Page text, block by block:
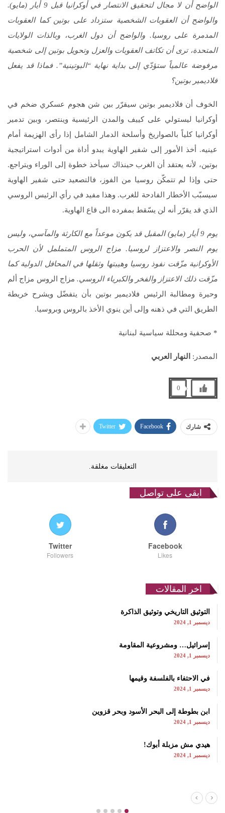
الواضح أن لا مجال لتحقيق الانتصار في أوكرانيا قبل 9 أيار (مايو).
والواضح أن العقوبات الشخصية ستزداد على بوتين كما العقوبات
المدمرة على روسيا. والواضح أن دول الغرب، وبالذات الولايات
المتحدة، ترى أن تكاتف العقوبات والعزل وتحويل بوتين إلى شخصية
مرفوضة عالمياً ستؤدّي إلى بداية نهاية “البوتينية”. فماذا قد يفعل
فلاديمير بوتين؟
الخوف أن فلاديمير بوتين سيقرّر بين شن هجوم عسكري ضخم في
أوكرانيا ليستولي على كييف والمدن الرئيسية وينتصر، وبين تدمير
أوكرانيا كلياً بالصواريخ وأسلحة الدمار الشامل إذا رأى الهزيمة أمام
عينيه. أخذ الأمور إلى شفير الهاوية يبدو أداة من أدوات استراتيجية
بوتين، لأنه يعتقد أن الغرب حينذاك سيأخذ خطوة إلى الوراء ويتراجع.
حتى وإذا لم تتمكّن روسيا من الفوز، فالتصعيد حتى شفير الهاوية
سيسبّب الأخطار الفادحة للغرب. وهذا مفيد في رأي الرئيس الروسي
الذي قد يقرّر أنه لن يسّقط بمفرده الى قاع الهاوية.
يوم 9 أيار (مايو) المقبل قد يكون موعداً مع الكارثة والمآسي، وليس
يوم النصر والاعتزاز لروسيا. مزاج الروس المتململ لأن الحرب
الأوكرانية مزّقت نفوذ روسيا وهيبتها وثقلها في المحافل الدولية كما
مزّقت ذلك الاعتزاز والفخر والكبرياء الروسي.مزاج الروس مزاج ألم
وحيرة ومطالبة الرئيس فلاديمير بوتين بأن يتفضّل ويشرح خريطة
الطريق التي في ذهنه وإلى أين ينوي الأخذ بالروس وبروسيا.
* صحفية ومحللة سياسية لبنانية
المصدر: النهار العربي
0
شارك Facebook
Twitter
التعليقات مغلقة.
ابقى على تواصل
Facebook
Likes
Twitter
Followers
اخر المقالات
التوثيق التاريخي وتوثيق الذاكرة
ديسمبر 1, 2024
إسرائيل… ومشروعية المقاومة
ديسمبر 1, 2024
في الاحتفاء بالفلسفة وقيمها
ديسمبر 1, 2024
ابن بطوطة إلى البحر الأسود وبحر قزوين
ديسمبر 1, 2024
هيدي مش مزبلة أبوك!
ديسمبر 1, 2024